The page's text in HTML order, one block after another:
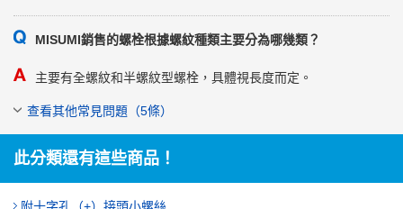
MISUMI銷售的螺栓根據螺紋種類主要分為哪幾類？
主要有全螺紋和半螺紋型螺栓，具體視長度而定。
查看其他常見問題（5條）
此分類還有這些商品！